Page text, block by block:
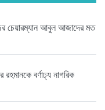
হলে সাংস্কৃতিক...
চেয়ারম্যান আবুল আজাদের মত
বর্ণাঢ্য নাগরিক